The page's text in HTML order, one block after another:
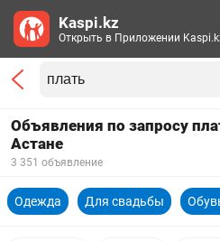
Объявления по запросу
Астане
3 351 объявление
Одежда Для свадьбы
Kaspi.kz
Открыть в Приложении